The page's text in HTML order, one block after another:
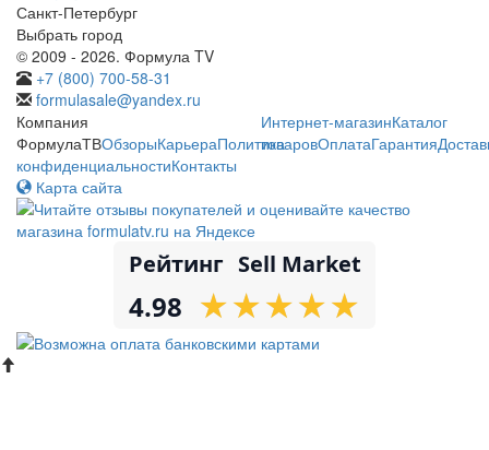
Санкт-Петербург
Выбрать город
© 2009 - 2026. Формула TV
+7 (800) 700-58-31
formulasale@yandex.ru
Компания
ФормулаТВОбзорыКарьераПолитика
конфиденциальностиКонтакты
Интернет-магазинКаталог
товаровОплатаГарантия
Карта сайта
Рейтинг Sell Market
4.98 ★
★★
★★
★★
★★
★